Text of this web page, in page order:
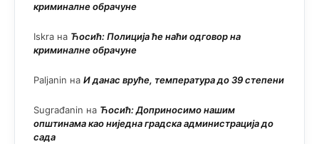
криминалне обрачуне
Iskra на Ћосић: Полиција ће наћи одговор на
криминалне обрачуне
Paljanin на И данас вруће, температура до 39 степени
Sugrađanin на Ћосић: Доприносимо нашим
општинама као ниједна градска администрација до
сада